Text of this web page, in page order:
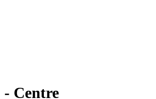
- Centre